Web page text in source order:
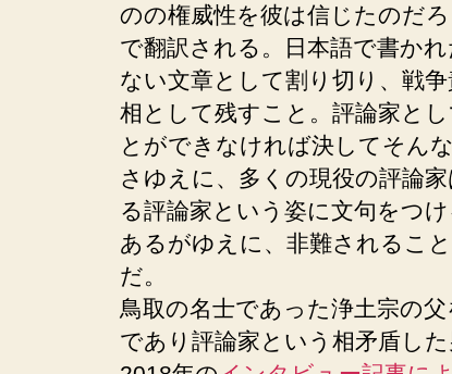
のの権威性を彼は信じたのだ
で翻訳される。日本語で書か
ない文章として割り切り、戦
相として残すこと。評論家と
とができなければ決してそん
さゆえに、多くの現役の評論
る評論家という姿に文句をつ
あるがゆえに、非難されるこ
だ。
鳥取の名士であった浄土宗の
であり評論家という相矛盾した